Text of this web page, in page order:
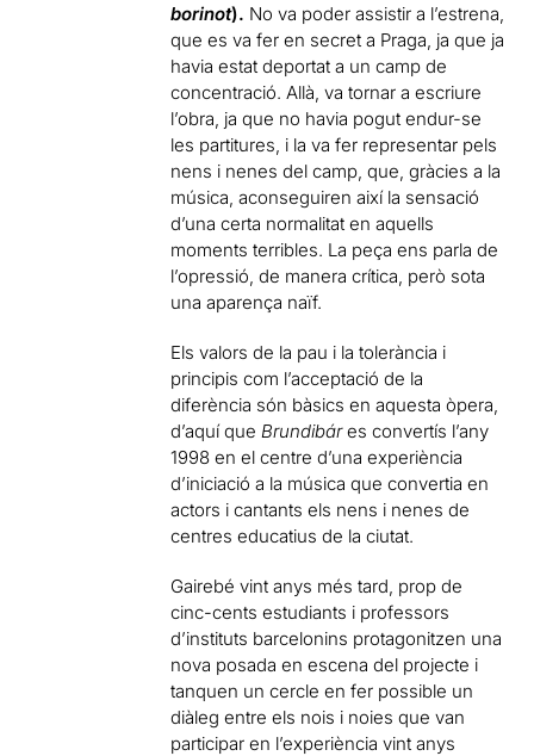
borinot). No va poder assistir a l’estrena,
que es va fer en secret a Praga, ja que ja
havia estat deportat a un camp de
concentració. Allà, va tornar a escriure
l’obra, ja que no havia pogut endur-se
les partitures, i la va fer representar pels
nens i nenes del camp, que, gràcies a la
música, aconseguiren així la sensació
d’una certa normalitat en aquells
moments terribles. La peça ens parla de
l’opressió, de manera crítica, però sota
una aparença naïf.
Els valors de la pau i la tolerància i
principis com l’acceptació de la
diferència són bàsics en aquesta òpera,
d’aquí que Brundibáres convertís l’any
1998 en el centre d’una experiència
d’iniciació a la música que convertia en
actors i cantants els nens i nenes de
centres educatius de la ciutat.
Gairebé vint anys més tard, prop de
cinc-cents estudiants i professors
d’instituts barcelonins protagonitzen una
nova posada en escena del projecte i
tanquen un cercle en fer possible un
diàleg entre els nois i noies que van
participar en l’experiència vint anys